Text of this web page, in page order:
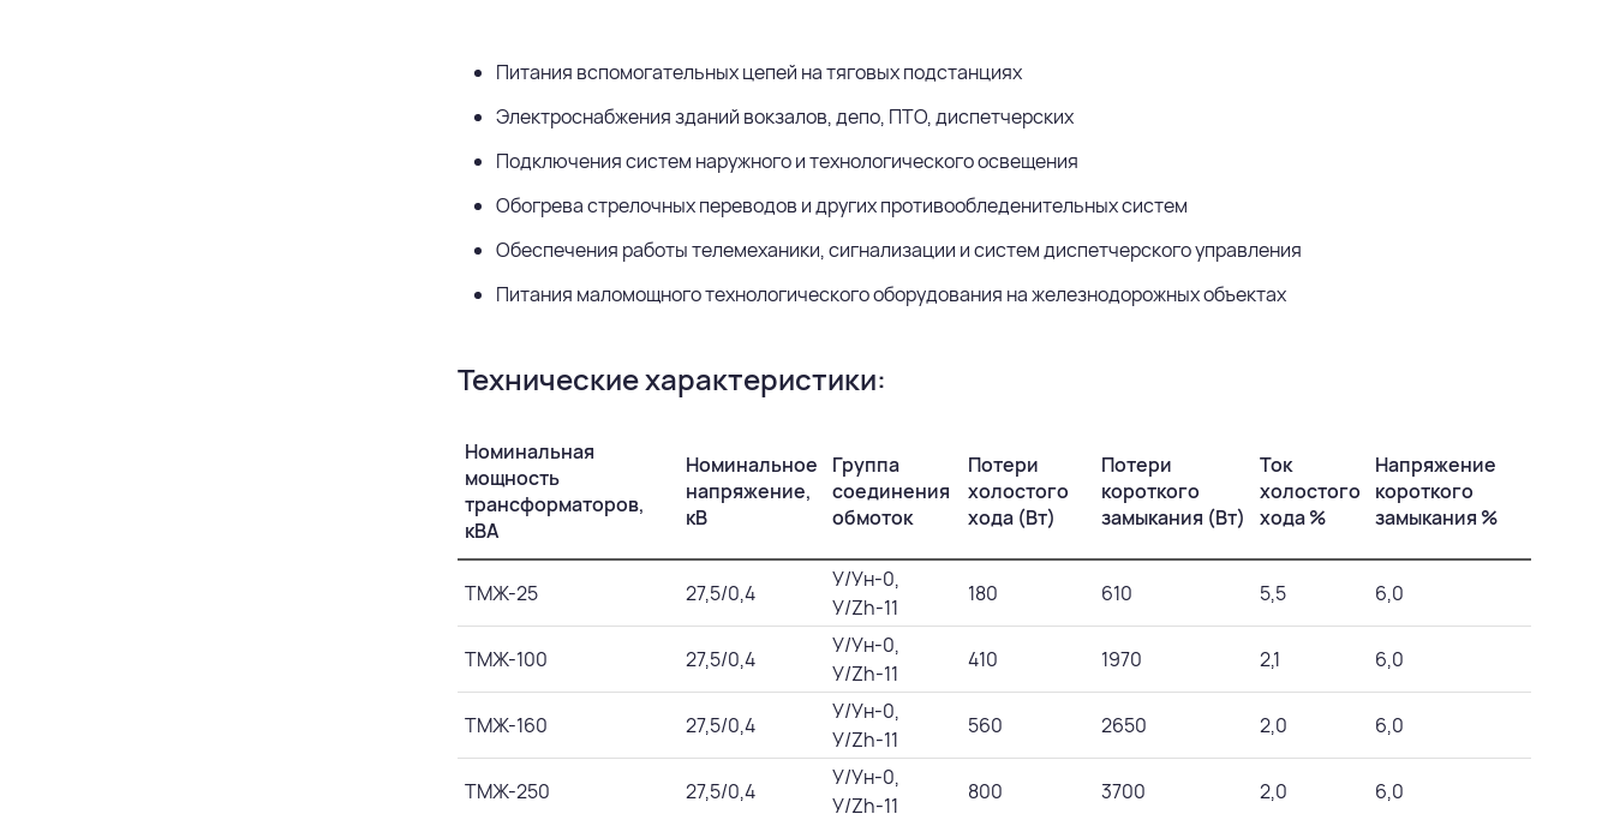
Питания вспомогательных цепей на тяговых подстанциях
Электроснабжения зданий вокзалов, депо, ПТО, диспетчерских
Подключения систем наружного и технологического освещения
Обогрева стрелочных переводов и других противообледенительных систем
Обеспечения работы телемеханики, сигнализации и систем диспетчерского управления
Питания маломощного технологического оборудования на железнодорожных объектах
Технические характеристики:
Номинальная
мощность
трансформаторов,
кВА
Номинальное
напряжение,
кВ
Группа
соединения
обмоток
Потери
холостого
хода (Вт)
Потери
короткого
замыкания (Вт)
Ток
холостого
хода %
Напряжение
короткого
замыкания %
ТМЖ-25 27,5/0,4
У/Ун-0,
У/Zh-11
180 610 5,5 6,0
ТМЖ-100 27,5/0,4
У/Ун-0,
У/Zh-11
410 1970 2,1 6,0
ТМЖ-160 27,5/0,4
У/Ун-0,
У/Zh-11
560 2650 2,0 6,0
ТМЖ-250 27,5/0,4
У/Ун-0,
У/Zh-11
800 3700 2,0 6,0